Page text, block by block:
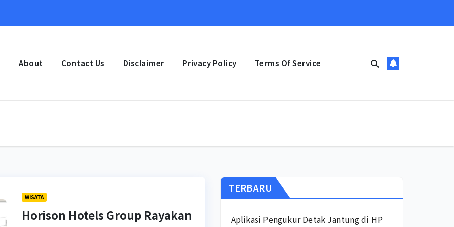
About Contact Us Disclaimer Privacy Policy Terms Of Service
WISATA
Horison Hotels Group Rayakan
TERBARU
Aplikasi Pengukur Detak Jantung di HP